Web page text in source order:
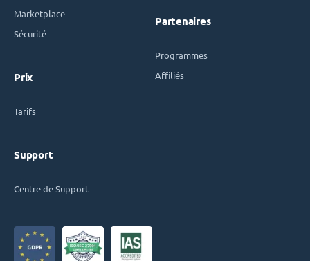
Marketplace
Sécurité
Prix
Tarifs
Support
Centre de Support
Partenaires
Programmes
Affiliés